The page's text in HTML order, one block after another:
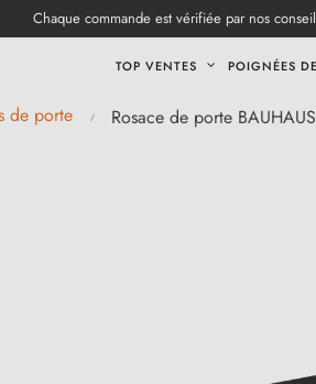
Chaque commande est vérifiée par nos
TOP VENTES POIGNÉES
de porte Rosace de porte